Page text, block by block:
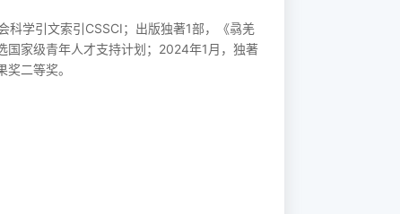
学引文索引CSSCI；出版独著1部，《骉羌
家级青年人才支持计划；2024年1月，独著
二等奖。